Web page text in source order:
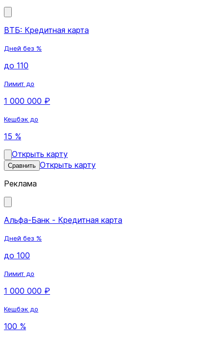
ВТБ: Кредитная карта
Дней без %
до 110
Лимит до
1 000 000 ₽
Кешбэк до
15 %
Открыть карту
Сравнить Открыть карту
Реклама
Альфа-Банк - Кредитная карта
Дней без %
до 100
Лимит до
1 000 000 ₽
Кешбэк до
100 %